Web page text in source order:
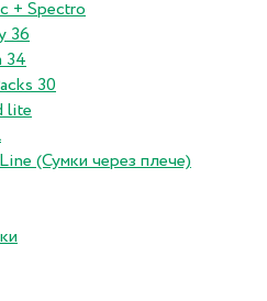
+ Spectro
36
34
30
lite
(Сумки через плече)